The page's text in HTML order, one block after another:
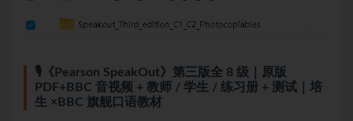
🎙️《Pearson SpeakOut》第三版全 8 级｜原版
PDF+BBC 音视频 + 教师 / 学生 / 练习册 + 测试｜培
生 ×BBC 旗舰口语教材